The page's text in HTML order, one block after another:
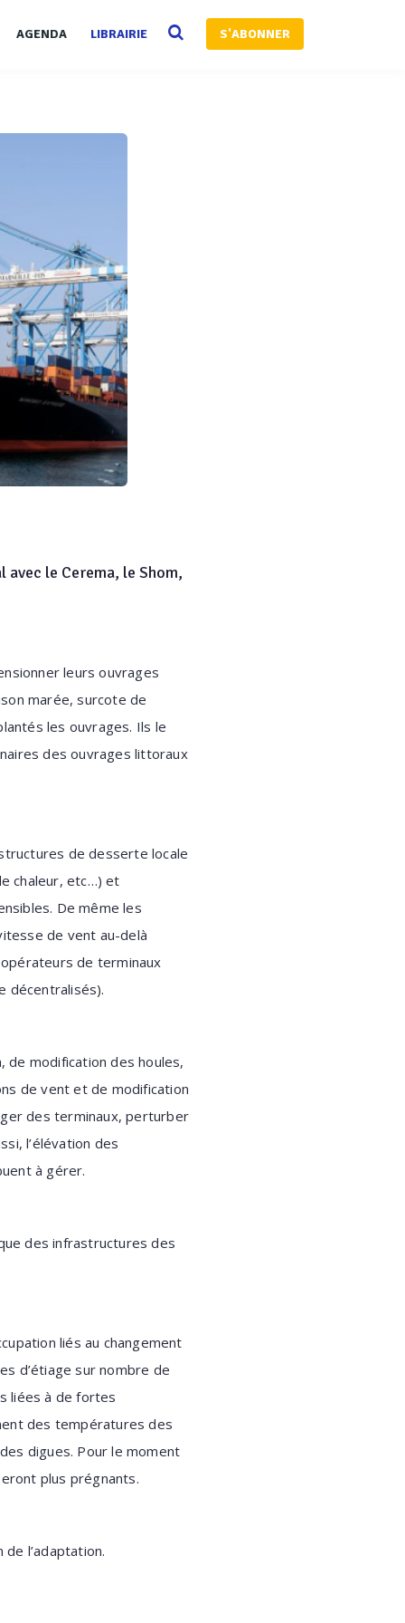
AGENDA LIBRAIRIE S'ABONNER
le Cerema, le Shom,
leurs ouvrages
marée, surcote de
les ouvrages. Ils le
des ouvrages littoraux
de desserte locale
chaleur, etc…) et
De même les
de vent au-delà
de terminaux
décentralisés).
de modification des houles,
de vent et de modification
des terminaux, perturber
l’élévation des
à gérer.
des infrastructures des
liés au changement
d’étiage sur nombre de
liées à de fortes
des températures des
digues. Pour le moment
plus prégnants.
l’adaptation.